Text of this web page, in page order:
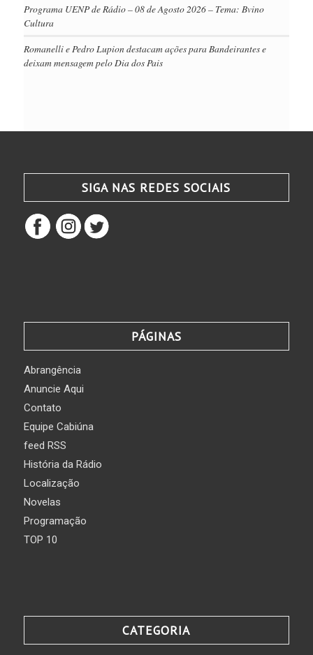
Programa UENP de Rádio – 08 de Agosto 2026 – Tema: Bvino
Cultura
Romanelli e Pedro Lupion destacam ações para Bandeirantes e
deixam mensagem pelo Dia dos Pais
SIGA NAS REDES SOCIAIS
PÁGINAS
Abrangência
Anuncie Aqui
Contato
Equipe Cabiúna
feed RSS
História da Rádio
Localização
Novelas
Programação
TOP 10
CATEGORIA